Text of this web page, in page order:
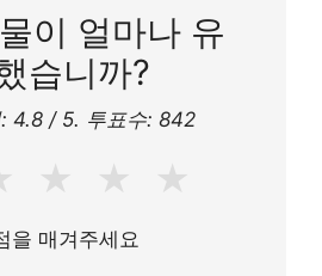
이 얼마나 유
습니까?
4.8 / 5. 투표수: 842
★ ★ ★
을 매겨주세요